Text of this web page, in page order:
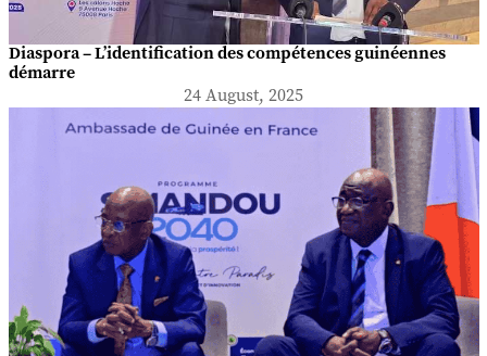
Diaspora – L’identification des compétences guinéennes
démarre
24 August, 2025